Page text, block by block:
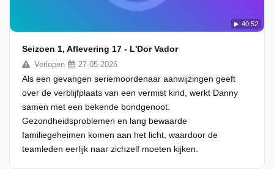
40:52
Seizoen 1, Aflevering 17 - L'Dor Vador
Verlopen 27-05-2026
Als een gevangen seriemoordenaar aanwijzingen geeft
over de verblijfplaats van een vermist kind, werkt Danny
samen met een bekende bondgenoot.
Gezondheidsproblemen en lang bewaarde
familiegeheimen komen aan het licht, waardoor de
teamleden eerlijk naar zichzelf moeten kijken.